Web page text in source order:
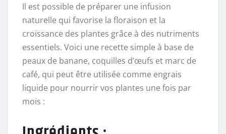
Il est possible de préparer une infusion
naturelle qui favorise la floraison et la
croissance des plantes grâce à des nutriments
essentiels. Voici une recette simple à base de
peaux de banane, coquilles d’œufs et marc de
café, qui peut être utilisée comme engrais
liquide pour nourrir vos plantes une fois par
mois :